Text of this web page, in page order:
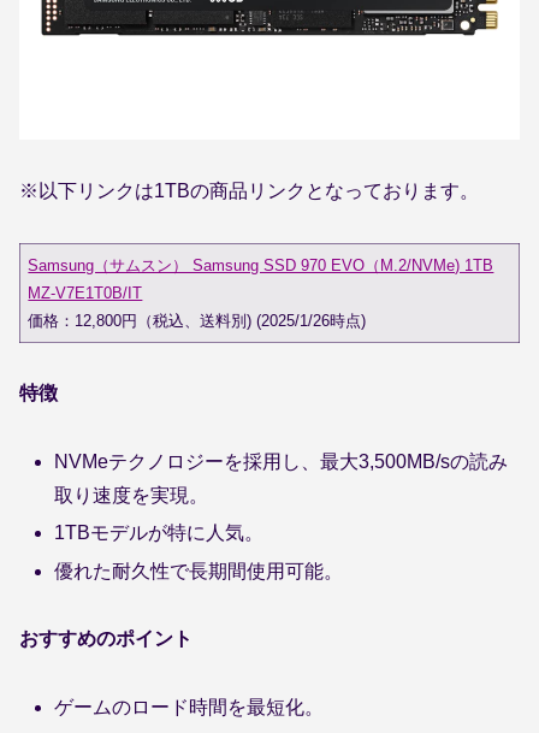
※以下リンクは1TBの商品リンクとなっております。
Samsung（サムスン） Samsung SSD 970 EVO（M.2/NVMe) 1TB
MZ-V7E1T0B/IT
価格：12,800円（税込、送料別) (2025/1/26時点)
特徴
NVMeテクノロジーを採用し、最大3,500MB/sの読み
取り速度を実現。
1TBモデルが特に人気。
優れた耐久性で長期間使用可能。
おすすめのポイント
ゲームのロード時間を最短化。